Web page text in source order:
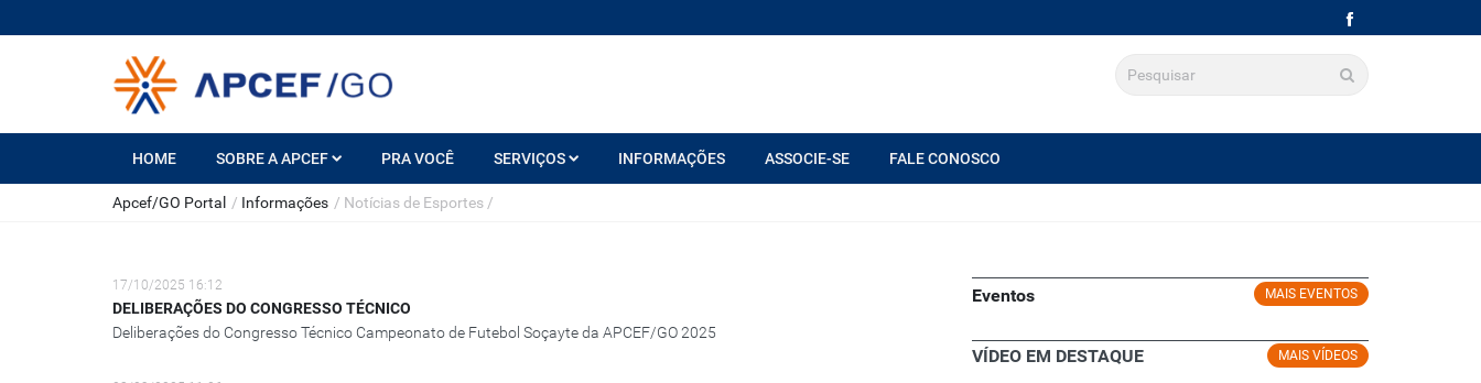
HOME SOBRE A APCEF PRA VOCÊ SERVIÇOS INFORMAÇÕES ASSOCIE-SE FALE CONOSCO
Apcef/GO Portal / Informações / Notícias de Esportes /
17/10/2025 16:12
DELIBERAÇÕES DO CONGRESSO TÉCNICO
Deliberações do Congresso Técnico Campeonato de Futebol Soçayte da APCEF/GO 2025
MAIS EVENTOS
Eventos
MAIS VÍDEOS
VÍDEO EM DESTAQUE